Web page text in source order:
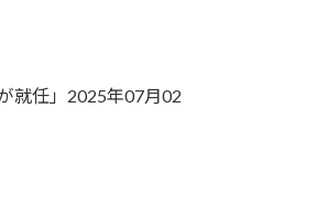
就任」2025年07月02